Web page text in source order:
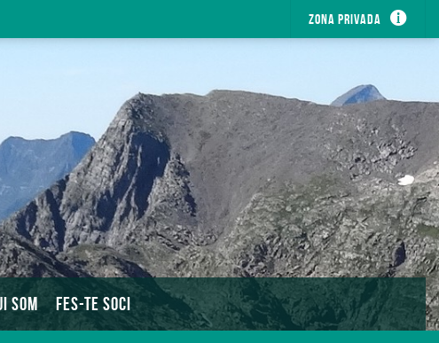
Zona privada
SOM FES-TE SOCI